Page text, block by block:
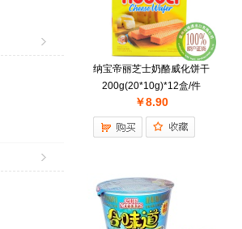
纳宝帝丽芝士奶酪威化饼干
200g(20*10g)*12盒/件
￥8.90